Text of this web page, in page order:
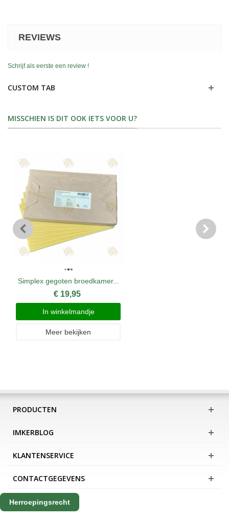
REVIEWS
Schrijf als eerste een review !
CUSTOM TAB
MISSCHIEN IS DIT OOK IETS VOOR U?
Simplex gegoten broedkamer...
€ 19,95
In winkelmandje
Meer bekijken
PRODUCTEN
IMKERBLOG
KLANTENSERVICE
CONTACTGEGEVENS
Herroepingsrecht